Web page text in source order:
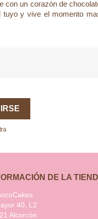
con un corazón de
tuyo y vive el momento
DE LA
40, L2
Alcorcón